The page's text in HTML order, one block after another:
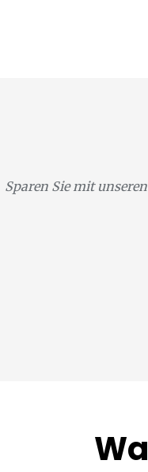
Sparen Sie mit